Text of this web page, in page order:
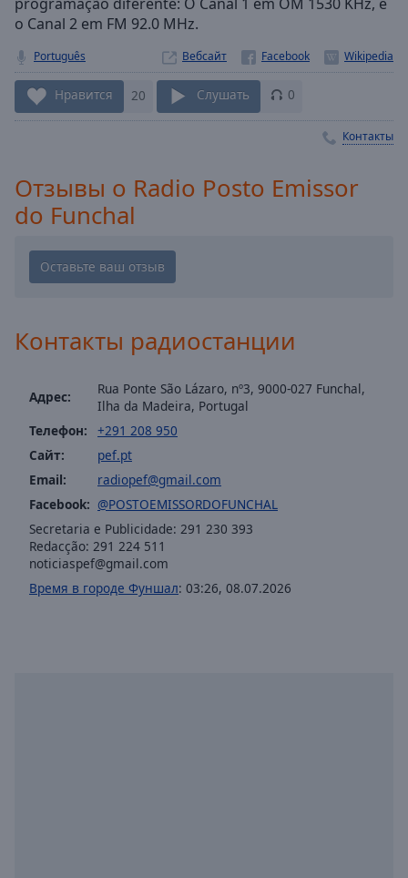
Playback
Rate
Descriptions
descriptions
off,
selected
subtitles
subtitles
settings
dialog
subtitles
off,
selected
Audio
Track
Picture-
o Canal 2 em FM 92.0 MHz.
Português Вебсайт
Нравится 20 Слушать 0
Контакты
Отзывы о Radio Posto Emissor
do Funchal
Контакты радиостанции
Адрес:
Rua Ponte São Lázaro, nº3, 9000-027 Funchal,
Ilha da Madeira, Portugal
Телефон:
+291 208 950
Сайт:
pef.pt
Email:
radiopef@gmail.com
Facebook: @POSTOEMISSORDOFUNCHAL
Secretaria e Publicidade: 291 230 393
Redacção: 291 224 511
noticiaspef@gmail.com
Время в городе Фуншал: 03:26, 08.07.2026